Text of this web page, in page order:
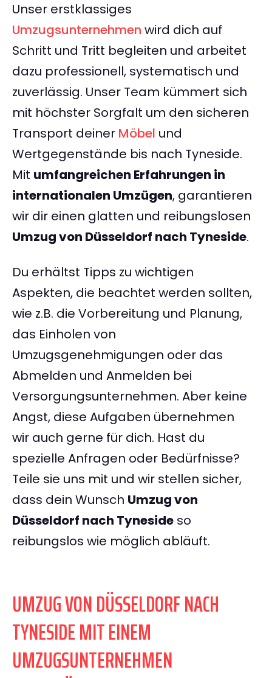
Unser erstklassiges
Umzugsunternehmen wird dich auf
Schritt und Tritt begleiten und arbeitet
dazu professionell, systematisch und
zuverlässig. Unser Team kümmert sich
mit höchster Sorgfalt um den sicheren
Transport deiner Möbel und
Wertgegenstände bis nach Tyneside.
Mit umfangreichen Erfahrungen in
internationalen Umzügen, garantieren
wir dir einen glatten und reibungslosen
Umzug von Düsseldorf nach Tyneside.
Du erhältst Tipps zu wichtigen
Aspekten, die beachtet werden sollten,
wie z.B. die Vorbereitung und Planung,
das Einholen von
Umzugsgenehmigungen oder das
Abmelden und Anmelden bei
Versorgungsunternehmen. Aber keine
Angst, diese Aufgaben übernehmen
wir auch gerne für dich. Hast du
spezielle Anfragen oder Bedürfnisse?
Teile sie uns mit und wir stellen sicher,
dass dein Wunsch Umzug von
Düsseldorf nach Tyneside so
reibungslos wie möglich abläuft.
UMZUG VON DÜSSELDORF NACH
TYNESIDE MIT EINEM
UMZUGSUNTERNEHMEN